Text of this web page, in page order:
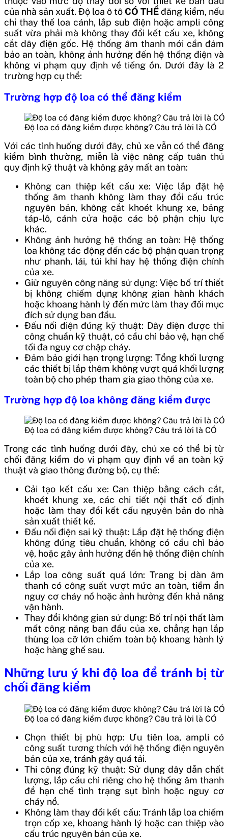
của nhà sản xuất. Độ loa ô tôCÓ THỂđăng kiểm, nếu
chỉ thay thế loa cánh, lắp sub điện hoặc ampli công
suất vừa phải mà không thay đổi kết cấu xe, không
cắt dây điện gốc. Hệ thống âm thanh mới cần đảm
bảo an toàn, không ảnh hưởng đến hệ thống điện và
không vi phạm quy định về tiếng ồn. Dưới đây là 2
trường hợp cụ thể:
Trường hợp độ loa có thể đăng kiểm
Độ loa có đăng kiểm được không? Câu trả lời là CÓ
Với các tình huống dưới đây, chủ xe vẫn có thể đăng
kiểm bình thường, miễn là việc nâng cấp tuân thủ
quy định kỹ thuật và không gây mất an toàn:
Không can thiệp kết cấu xe: Việc lắp đặt hệ
thống âm thanh không làm thay đổi cấu trúc
nguyên bản, không cắt khoét khung xe, bảng
táp-lô, cánh cửa hoặc các bộ phận chịu lực
khác.
Không ảnh hưởng hệ thống an toàn: Hệ thống
loa không tác động đến các bộ phận quan trọng
như phanh, lái, túi khí hay hệ thống điện chính
của xe.
Giữ nguyên công năng sử dụng: Việc bố trí thiết
bị không chiếm dụng không gian hành khách
hoặc khoang hành lý đến mức làm thay đổi mục
đích sử dụng ban đầu.
Đấu nối điện đúng kỹ thuật: Dây điện được thi
công chuẩn kỹ thuật, có cầu chì bảo vệ, hạn chế
tối đa nguy cơ chập cháy.
Đảm bảo giới hạn trọng lượng: Tổng khối lượng
các thiết bị lắp thêm không vượt quá khối lượng
toàn bộ cho phép tham gia giao thông của xe.
Trường hợp độ loa không đăng kiểm được
Độ loa có đăng kiểm được không? Câu trả lời là CÓ
Trong các tình huống dưới đây, chủ xe có thể bị từ
chối đăng kiểm do vi phạm quy định về an toàn kỹ
thuật và giao thông đường bộ, cụ thể:
Cải tạo kết cấu xe: Can thiệp bằng cách cắt,
khoét khung xe, các chi tiết nội thất cố định
hoặc làm thay đổi kết cấu nguyên bản do nhà
sản xuất thiết kế.
Đấu nối điện sai kỹ thuật: Lắp đặt hệ thống điện
không đúng tiêu chuẩn, không có cầu chì bảo
vệ, hoặc gây ảnh hưởng đến hệ thống điện chính
của xe.
Lắp loa công suất quá lớn: Trang bị dàn âm
thanh có công suất vượt mức an toàn, tiềm ẩn
nguy cơ cháy nổ hoặc ảnh hưởng đến khả năng
vận hành.
Thay đổi không gian sử dụng: Bố trí nội thất làm
mất công năng ban đầu của xe, chẳng hạn lắp
thùng loa cỡ lớn chiếm toàn bộ khoang hành lý
hoặc hàng ghế sau.
Những lưu ý khi độ loa để tránh bị từ
chối đăng kiểm
Độ loa có đăng kiểm được không? Câu trả lời là CÓ
Chọn thiết bị phù hợp: Ưu tiên loa, ampli có
công suất tương thích với hệ thống điện nguyên
bản của xe, tránh gây quá tải.
Thi công đúng kỹ thuật: Sử dụng dây dẫn chất
lượng, lắp cầu chì riêng cho hệ thống âm thanh
để hạn chế tình trạng sụt bình hoặc nguy cơ
cháy nổ.
Không làm thay đổi kết cấu: Tránh lắp loa chiếm
trọn cốp xe, khoang hành lý hoặc can thiệp vào
cấu trúc nguyên bản của xe.